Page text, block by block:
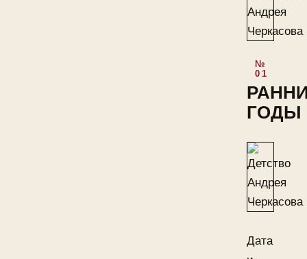
ГОДЫ
Дата